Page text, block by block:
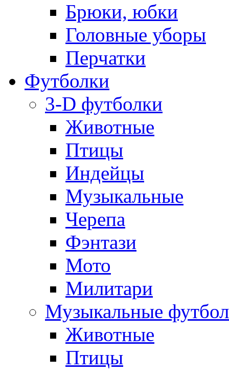
Брюки, юбки
Головные уборы
Перчатки
Футболки
3-D футболки
Животные
Птицы
Индейцы
Музыкальные
Черепа
Фэнтази
Мото
Милитари
Музыкальные
Животные
Птицы